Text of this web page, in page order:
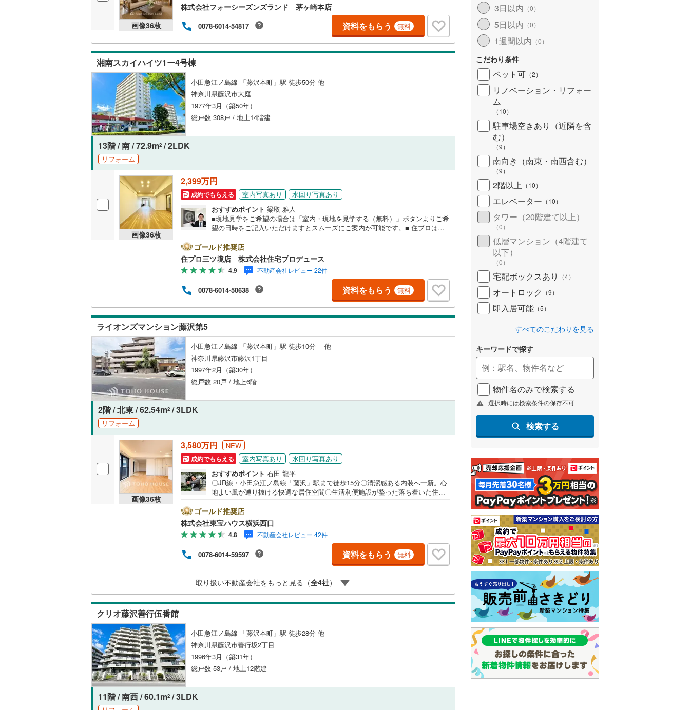
画像36枚
株式会社フォーシーズンズランド 茅ヶ崎本店
0078-6014-54817 資料をもらう 無料
湘南スカイハイツ1ー4号棟
小田急江ノ島線 「藤沢本町」駅 徒歩50分 他
神奈川県藤沢市大庭
1977年3月（築50年）
総戸数 308戸 / 地上14階建
13階 / 南 / 72.9m2 / 2LDK
リフォーム
画像36枚
2,399万円
成約でもらえる 室内写真あり
水回り写真あり
おすすめポイント 梁取 雅人
■現地見学をご希望の場合は「室内・現地を見学する（無料）」ボタンよりご希
望の日時をご記入いただけますとスムーズにご案内が可能です。■ 住プロは藤
限定で販売する物件情報も多数ございますので、お気軽にお問合せ下さい！ ----
---------- 弊社独自の住宅ローン提案システム 弊社ではファイナンシャル専門スタ
ッフによる【丁寧な資金アドバイス】【ファイナンシャルプラン提案書の作
成】を随時行っております。意外に知らないお客様が多い【定年時の住宅ロー
ン残高】【住宅購入者だけが加入できる無料の生命保険】【13年間もらえる、
国からの特別ボーナス】これから多くなる【教育費】住宅を買った後から始ま
る【住宅ローン返済】65歳以上から必要になる【老後の費用負担】住宅探しの
【このタイミング】で不安な部分を明確にしていきませんか？？ --------------
ゴールド推奨店
住プロ三ツ境店 株式会社住宅プロデュース
4.9 不動産会社レビュー 22件
0078-6014-50638 資料をもらう 無料
ライオンズマンション藤沢第5
小田急江ノ島線 「藤沢本町」駅 徒歩10分 他
神奈川県藤沢市藤沢1丁目
1997年2月（築30年）
総戸数 20戸 / 地上6階
2階 / 北東 / 62.54m2 / 3LDK
リフォーム
画像36枚
3,580万円 NEW
成約でもらえる 室内写真あり
水回り写真あり
おすすめポイント 石田 龍平
〇JR線・小田急江ノ島線「藤沢」駅まで徒歩15分〇清潔感ある内装へ一新。心
地よい風が通り抜ける快適な居住空間〇生活利便施設が整った落ち着いた住宅
で物件を成約するとPayPayボーナスライトがもらえる「Yahoo！ 不動産 物件
ご成約キャンペーン」の対象になります。「資料をもらう」「見学予約をす
る」ボタンからお問い合わせください。※必ずYahoo！ JAPAN IDでログインし
てください。※PayPayボーナスライトは出金と譲渡はできません。有効期限は
付与日から60日です。ーーーーーーーーーーーーーーーーーーーーーーーーー
ー紹介金融機関/都市銀行利率/年利 0.95％（変動金利）※上記金利は 2026年8月
時点 のものであり、実際の適用金利は融資実行時のものとなります。金利情勢
ーーーーーーーーーーー
ゴールド推奨店
株式会社東宝ハウス横浜西口
4.8 不動産会社レビュー 42件
0078-6014-59597 資料をもらう 無料
取り扱い不動産会社をもっと見る（全4社）
クリオ藤沢善行伍番館
小田急江ノ島線 「藤沢本町」駅 徒歩28分 他
神奈川県藤沢市善行坂2丁目
1996年3月（築31年）
総戸数 53戸 / 地上12階建
11階 / 南西 / 60.1m2 / 3LDK
3日以内 （0）
5日以内 （0）
1週間以内 （0）
こだわり条件
ペット可 （2）
リノベーション・リフォー
ム
（10）
駐車場空きあり（近隣を含
む）
（9）
南向き（南東・南西含む）
（9）
2階以上 （10）
エレベーター （10）
タワー（20階建て以上）
（0）
低層マンション（4階建て
以下）
（0）
宅配ボックスあり （4）
オートロック （9）
即入居可能 （5）
すべてのこだわりを見る
キーワードで探す
物件名のみで検索する
選択時には検索条件の保存不可
検索する
日南線 (0 筑豊本線( 1)
後藤寺線(1) 宮崎空港線( 0) 北海道新幹線 (0 )
東北新幹線(86) 上越新幹線(56) 山形新幹線
秋田新幹線
東海道新幹線 (114
山陽新幹線(54 九州新幹線 (21)
西九州新幹線(0)
地下鉄 札幌市営地下鉄南北線(1) 札幌市営地下鉄東西線(3) 札幌市営地下鉄東豊線
東京メトロ銀座線
東京メトロ丸ノ内線(320) 東京メトロ丸ノ内方南支線(44) 東京メトロ日比谷線
東京メトロ東西線(298) 東京メトロ千代田線 東京メトロ有楽町線
東京メトロ半蔵門線 ( 167) 東京メトロ副都心線
都営浅草線(216) 都営三田線(352) 都営新宿線
都営大江戸線(498
横浜市営地下鉄グリーンライン
名古屋市営地下鉄東山線
名古屋市営地下鉄名城線(69) 名古屋市営地下鉄鶴舞線( 31)
名古屋市営地下鉄上飯田線( 10 ) 名古屋市営地下鉄名港線(
京都市営地下鉄烏丸線(19) 京都市営地下鉄東西線(26) OsakaMetro長堀鶴見緑地線
OsakaMetro今里筋線(20) OsakaMetro御堂筋線(79) OsakaMetro谷町線 ( 57)
OsakaMetro四つ橋線( OsakaMetro千日前線(31)
OsakaMetro堺筋線
神戸市営地下鉄海岸線(9 )
福岡市地下鉄七隈線(9)
私鉄・その他 函館市電宝来・谷地頭線
道南いさりび鉄道
真岡鐵道(0)
阿武隈急行(1) 会津鉄道 山形鉄道フラワー長井線(0)
秋田内陸縦貫鉄道 (0)
えちごトキめき鉄道妙高はねうまラ
イン(0)
いすみ鉄道 (0) しなの鉄道(0)
IGRいわて銀河鉄道(0) 津軽鉄道(0)
弘南鉄道大鰐線(1) 三陸鉄道リアス線(0)
福島交通飯坂線(0) 仙台空港アクセス線(0)
長野電鉄長野線(0) 上田電鉄別所線 松本電鉄上高地線( 0)
宇都宮ライトレール(6) 関東鉄道竜ケ崎線(1) 関東鉄道常総線(4)
鹿島臨海鉄道大洗鹿島線(0) ひたちなか海浜鉄道湊線(0) 銚子電気鉄道(0)
小湊鐵道 ( 1) 上信電鉄上信線(2)
上毛電気鉄道上毛線
埼玉新都市交通伊奈線(56
京成成田高速鉄道アクセス線(0)
京成本線